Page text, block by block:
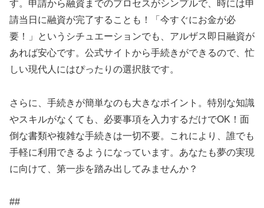
す。申請から融資までのプロセスがシンプルで、時には申
請当日に融資が完了することも！「今すぐにお金が必
要！」というシチュエーションでも、アルザス即日融資が
あれば安心です。公式サイトから手続きができるので、忙
しい現代人にはぴったりの選択肢です。
さらに、手続きが簡単なのも大きなポイント。特別な知識
やスキルがなくても、必要事項を入力するだけでOK！面
倒な書類や複雑な手続きは一切不要。これにより、誰でも
手軽に利用できるようになっています。あなたも夢の実現
に向けて、第一歩を踏み出してみませんか？
##